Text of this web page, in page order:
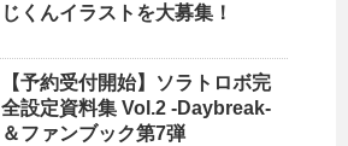
じくんイラストを大募集！
【予約受付開始】ソラトロボ完
全設定資料集 Vol.2 -Daybreak-
＆ファンブック第7弾